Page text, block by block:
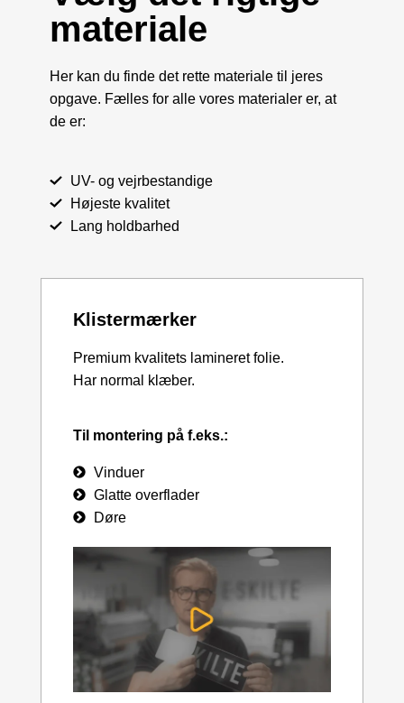
materiale
Her kan du finde det rette materiale til jeres
opgave. Fælles for alle vores materialer er, at
de er:
UV- og vejrbestandige
Højeste kvalitet
Lang holdbarhed
Klistermærker
Premium kvalitets lamineret folie.
Har normal klæber.
Til montering på f.eks.:
Vinduer
Glatte overflader
Døre